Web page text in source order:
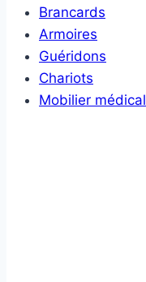
Brancards
Armoires
Guéridons
Chariots
Mobilier médical